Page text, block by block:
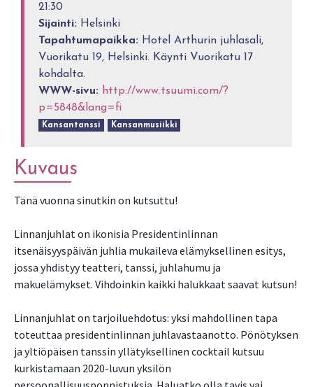
21:30
Sijainti: Helsinki
Tapahtumapaikka: Hotel Arthurin juhlasali,
Vuorikatu 19, Helsinki. Käynti Vuorikatu 17
kohdalta.
WWW-sivu: http://www.tsuumi.com/?
p=5848&lang=fi
Kansantanssi Kansanmusiikki
Kuvaus
Tänä vuonna sinutkin on kutsuttu!
Linnanjuhlat on ikonisia Presidentinlinnan
itsenäisyyspäivän juhlia mukaileva elämyksellinen esitys,
jossa yhdistyy teatteri, tanssi, juhlahumu ja
makuelämykset. Vihdoinkin kaikki halukkaat saavat kutsun!
Linnanjuhlat on tarjoiluehdotus: yksi mahdollinen tapa
toteuttaa presidentinlinnan juhlavastaanotto. Pönötyksen
ja yltiöpäisen tanssin yllätyksellinen cocktail kutsuu
kurkistamaan 2020-luvun yksilön